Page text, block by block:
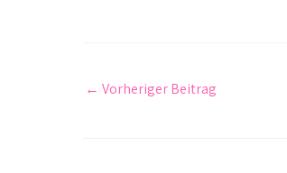
← Vorheriger Beitrag